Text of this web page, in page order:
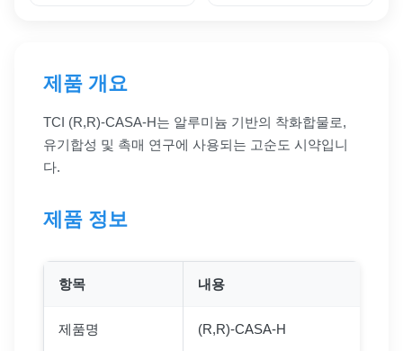
제품 개요
TCI (R,R)-CASA-H는 알루미늄 기반의 착화합물로,
유기합성 및 촉매 연구에 사용되는 고순도 시약입니
다.
제품 정보
항목 내용
제품명 (R,R)-CASA-H